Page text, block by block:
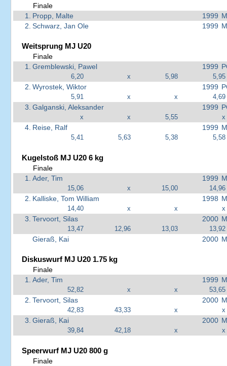
Finale
1.
Propp, Malte 1999
2. Schwarz, Jan Ole 1999
Weitsprung MJ U20
Finale
1.
Gremblewski, Pawel 1999
6,20 x 5,98 5,95
2. Wyrostek, Wiktor 1999
5,91 x x 4,69
3. Galganski, Aleksander 1999
x x 5,55 x
4. Reise, Ralf 1999
5,41 5,63 5,38 5,58
Kugelstoß MJ U20 6 kg
Finale
1.
Ader, Tim 1999
15,06 x 15,00 14,96
2. Kalliske, Tom William 1998
14,40 x x x
3. Tervoort, Silas 2000
13,47 12,96 13,03 13,92
Gieraß, Kai 2000
Diskuswurf MJ U20 1.75 kg
Finale
1.
Ader, Tim 1999
52,82 x x 53,65
2. Tervoort, Silas 2000
42,83 43,33 x x
3. Gieraß, Kai 2000
39,84 42,18 x x
Speerwurf MJ U20 800 g
Finale